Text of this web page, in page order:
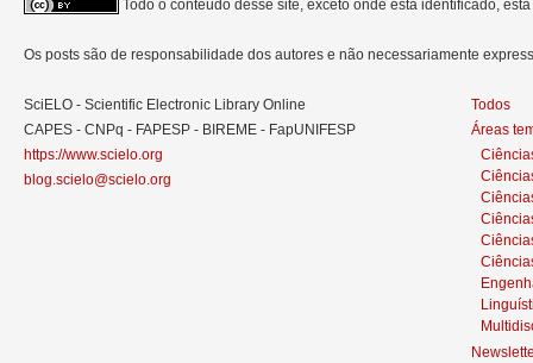
Todo o conteúdo desse site, exceto onde está identificado,
Os posts são de responsabilidade dos autores e não necessariamente
SciELO - Scientific Electronic Library Online
CAPES - CNPq - FAPESP - BIREME - FapUNIFESP
https://www.scielo.org
blog.scielo@scielo.org
Todos
Áreas